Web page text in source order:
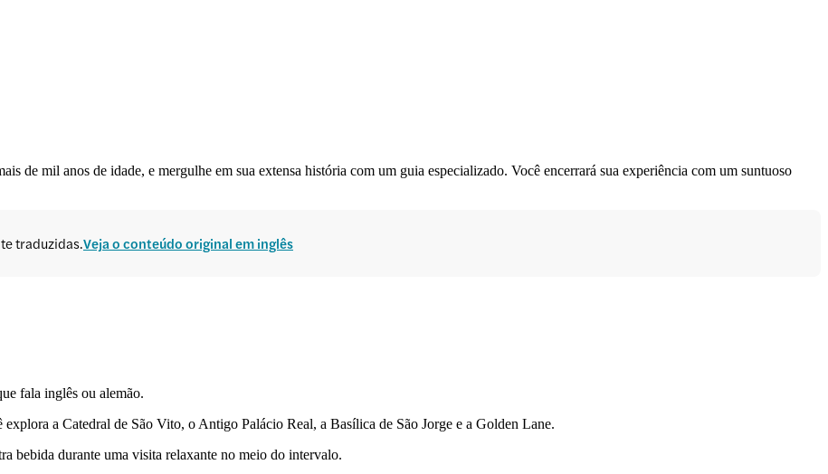
de mil anos de idade, e mergulhe em sua extensa história com um guia especializado. Você encerrará sua experiência com um suntuoso
traduzidas.Veja o conteúdo original em inglês
fala inglês ou alemão.
a Catedral de São Vito, o Antigo Palácio Real, a Basílica de São Jorge e a Golden Lane.
bebida durante uma visita relaxante no meio do intervalo.